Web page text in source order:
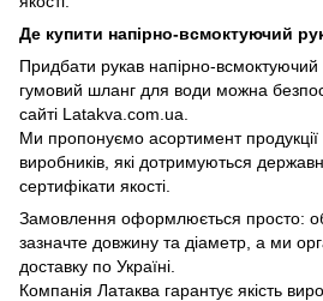
Де купити напірно-всмоктуючий
Придбати рукав напірно-
гумовий шланг для води можна
сайті Latakva.com.ua.
Ми пропонуємо асортимент продукції
виробників, які дотримуються
сертифікати якості.
Замовлення оформлюється просто:
зазначте довжину та діаметр, а ми
доставку по Україні.
Компанія Латаква гарантує якість